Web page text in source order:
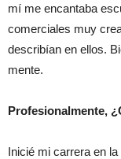
mí me encantaba
comerciales muy
describían en ellos.
mente.
Profesionalmente,
Inicié mi carrera en